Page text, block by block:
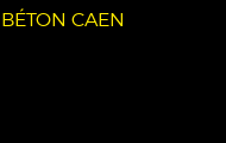
CAEN